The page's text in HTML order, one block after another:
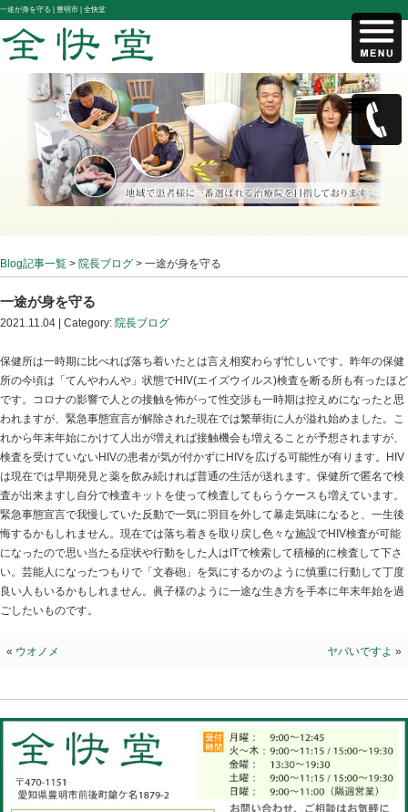
一途が身を守る |豊明市 | 全快堂
Blog記事一覧>院長ブログ> 一途が身を守る
一途が身を守る
2021.11.04 | Category:院長ブログ
保健所は一時期に比べれば落ち着いたとは言え相変わら
所の今頃は「てんやわんや」状態でHIV(エイズウイルス
です。コロナの影響で人との接触を怖がって性交渉も一
われますが、緊急事態宣言が解除された現在では繁華街
検査を受けていないHIVの患者が気が付かずにHIVを広
査が出来ますし自分で検査キットを使って検査してもら
緊急事態宣言で我慢していた反動で一気に羽目を外して
悔するかもしれません。現在では落ち着きを取り戻し色
になったので思い当たる症状や行動をした人はITで検索